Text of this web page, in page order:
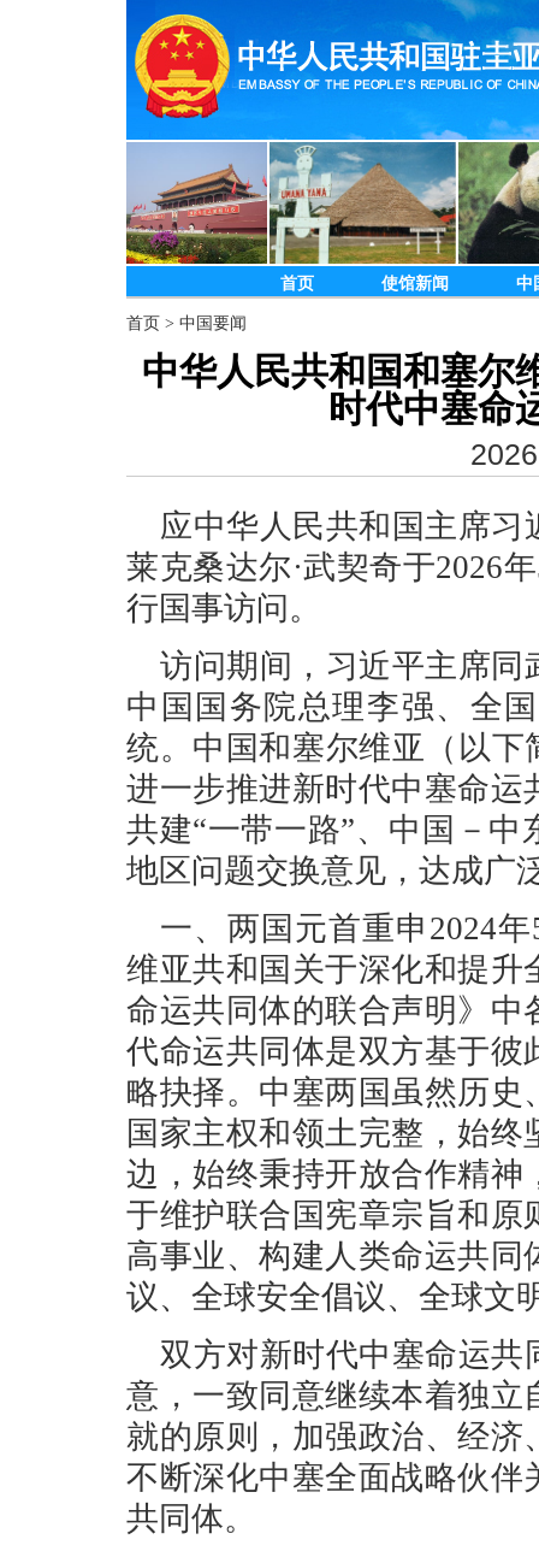
首页 使馆新闻 中
首页 > 中国要闻
中华人民共和国和塞尔
时代中塞命
应中华人民共和国主席
莱克桑达尔·武契奇于2026
行国事访问。
访问期间，习近平主席同
中国国务院总理李强、全
统。中国和塞尔维亚（以下
进一步推进新时代中塞命
共建“一带一路”、中国－
地区问题交换意见，达成广
一、两国元首重申2024
维亚共和国关于深化和提
命运共同体的联合声明》
代命运共同体是双方基于
略抉择。中塞两国虽然历
国家主权和领土完整，始
边，始终秉持开放合作精
于维护联合国宪章宗旨和
高事业、构建人类命运共
议、全球安全倡议、全球文
双方对新时代中塞命运共
意，一致同意继续本着独
就的原则，加强政治、经
不断深化中塞全面战略伙
共同体。